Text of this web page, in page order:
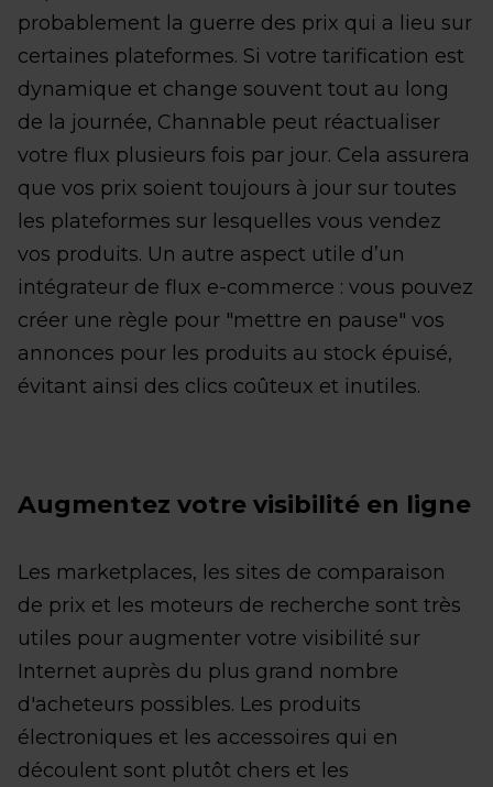
probablement la guerre des prix qui a lieu sur
certaines plateformes. Si votre tarification est
dynamique et change souvent tout au long
de la journée, Channable peut réactualiser
votre flux plusieurs fois par jour. Cela assurera
que vos prix soient toujours à jour sur toutes
les plateformes sur lesquelles vous vendez
vos produits. Un autre aspect utile d’un
intégrateur de flux e-commerce : vous pouvez
créer une règle pour "mettre en pause" vos
annonces pour les produits au stock épuisé,
évitant ainsi des clics coûteux et inutiles.
Augmentez votre visibilité en ligne
Les marketplaces, les sites de comparaison
de prix et les moteurs de recherche sont très
utiles pour augmenter votre visibilité sur
Internet auprès du plus grand nombre
d'acheteurs possibles. Les produits
électroniques et les accessoires qui en
découlent sont plutôt chers et les